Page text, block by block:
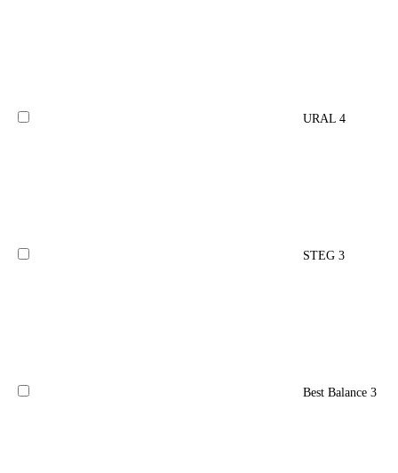
URAL 4
STEG 3
Best Balance 3